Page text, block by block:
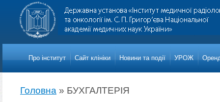
Про iнститут Сайт клініки Новини та події УРОЖ
Головна » БУХГАЛТЕРІЯ